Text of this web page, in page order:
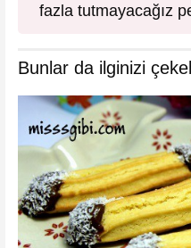
fazla tutmayacağız
Bunlar da ilginizi